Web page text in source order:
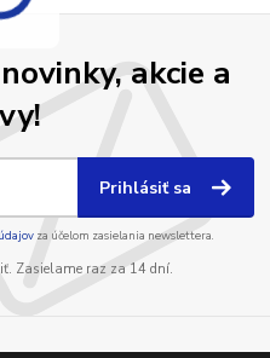
akcie a
Prihlásiť sa
za účelom zasielania newslettera.
Zasielame raz za 14 dní.